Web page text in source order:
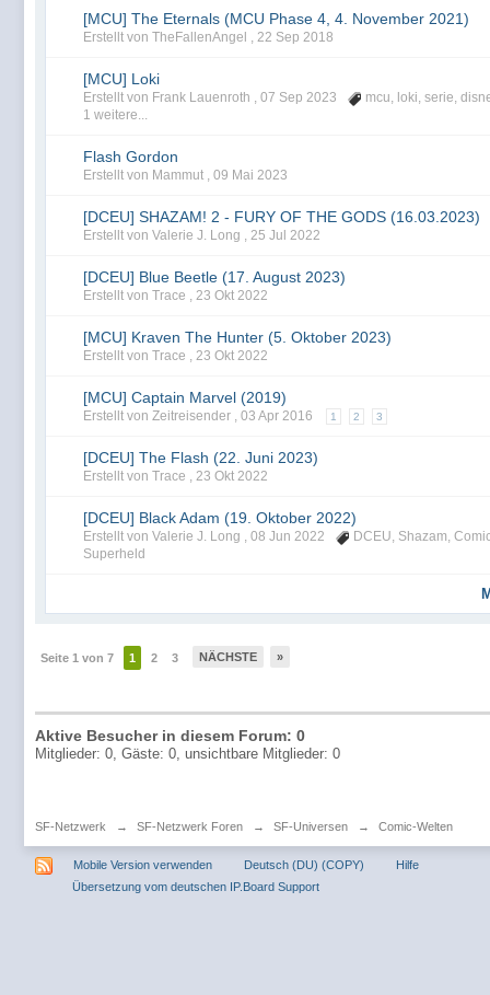
[MCU] The Eternals (MCU Phase 4, 4. November 2021)
Erstellt von TheFallenAngel , 22 Sep 2018
[MCU] Loki
Erstellt von Frank Lauenroth , 07 Sep 2023 mcu, loki, serie,
1 weitere...
Flash Gordon
Erstellt von Mammut , 09 Mai 2023
[DCEU] SHAZAM! 2 - FURY OF THE GODS (16.03.2023)
Erstellt von Valerie J. Long , 25 Jul 2022
[DCEU] Blue Beetle (17. August 2023)
Erstellt von Trace , 23 Okt 2022
[MCU] Kraven The Hunter (5. Oktober 2023)
Erstellt von Trace , 23 Okt 2022
[MCU] Captain Marvel (2019)
Erstellt von Zeitreisender , 03 Apr 2016 1 2 3
[DCEU] The Flash (22. Juni 2023)
Erstellt von Trace , 23 Okt 2022
[DCEU] Black Adam (19. Oktober 2022)
Erstellt von Valerie J. Long , 08 Jun 2022 DCEU, Shazam,
Superheld
Seite 1 von 7 1 2 3 NÄCHSTE »
Aktive Besucher in diesem Forum: 0
Mitglieder: 0, Gäste: 0, unsichtbare Mitglieder: 0
SF-Netzwerk → SF-Netzwerk Foren → SF-Universen → Comic-Welten
Mobile Version verwenden Deutsch (DU) (COPY)
Hilfe
Übersetzung vom deutschen IP.Board Support